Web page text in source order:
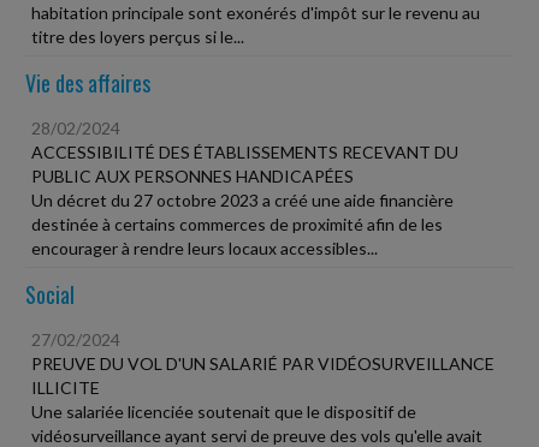
habitation principale sont exonérés d'impôt sur le revenu au
titre des loyers perçus si le...
Vie des affaires
28/02/2024
ACCESSIBILITÉ DES ÉTABLISSEMENTS RECEVANT DU
PUBLIC AUX PERSONNES HANDICAPÉES
Un décret du 27 octobre 2023 a créé une aide financière
destinée à certains commerces de proximité afin de les
encourager à rendre leurs locaux accessibles...
Social
27/02/2024
PREUVE DU VOL D'UN SALARIÉ PAR VIDÉOSURVEILLANCE
ILLICITE
Une salariée licenciée soutenait que le dispositif de
vidéosurveillance ayant servi de preuve des vols qu'elle avait